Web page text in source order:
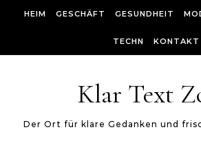
HEIM GESCHÄFT GESUNDHEIT
TECHN KONTAKT
Klar Text
Der Ort für klare Gedanken und